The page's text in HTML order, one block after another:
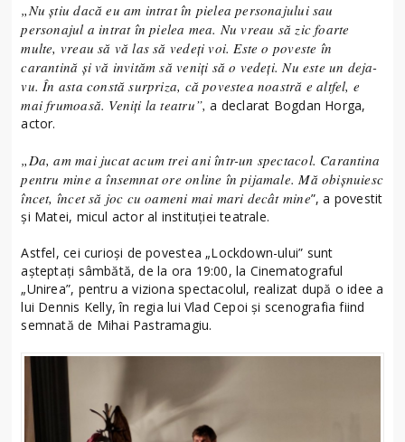
„Nu știu dacă eu am intrat în pielea personajului sau
personajul a intrat în pielea mea. Nu vreau să zic foarte
multe, vreau să vă las să vedeți voi. Este o poveste în
carantină și vă invităm să veniți să o vedeți. Nu este un deja-
vu. În asta constă surpriza, că povestea noastră e altfel, e
mai frumoasă. Veniți la teatru”, a declarat Bogdan Horga,
actor.
„Da, am mai jucat acum trei ani într-un spectacol. Carantina
pentru mine a însemnat ore online în pijamale. Mă obișnuiesc
încet, încet să joc cu oameni mai mari decât mine”, a povestit
și Matei, micul actor al instituției teatrale.
Astfel, cei curioși de povestea „Lockdown-ului” sunt
așteptați sâmbătă, de la ora 19:00, la Cinematograful
„Unirea”, pentru a viziona spectacolul, realizat după o idee a
lui Dennis Kelly, în regia lui Vlad Cepoi și scenografia fiind
semnată de Mihai Pastramagiu.